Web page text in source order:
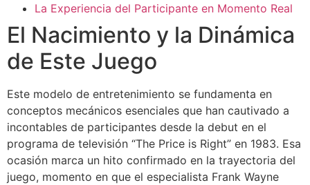
La Experiencia del Participante en Momento Real
El Nacimiento y la Dinámica
de Este Juego
Este modelo de entretenimiento se fundamenta en
conceptos mecánicos esenciales que han cautivado a
incontables de participantes desde la debut en el
programa de televisión “The Price is Right” en 1983. Esa
ocasión marca un hito confirmado en la trayectoria del
juego, momento en que el especialista Frank Wayne